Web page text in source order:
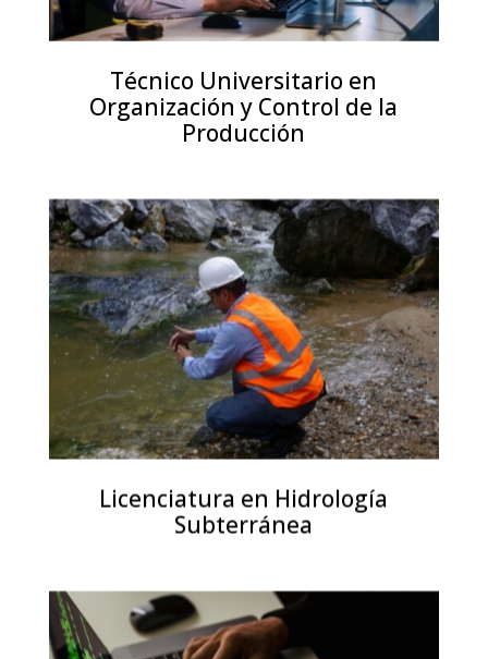
Técnico Universitario en
Organización y Control de la
Producción
Licenciatura en Hidrología
Subterránea